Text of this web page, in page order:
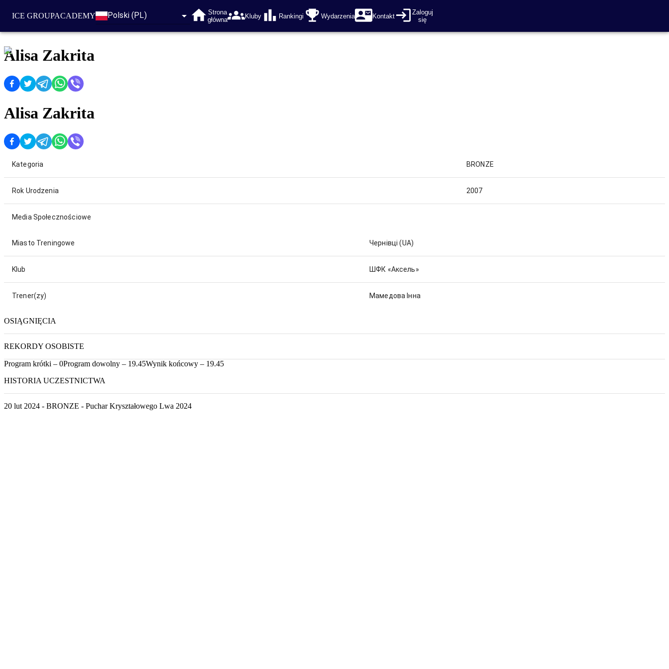
ICE GROUPACADEMY Polski (PL)
Strona
główna
Kluby Rankingi Wydarzenia Kontakt
Zaloguj
się
Alisa Zakrita
Alisa Zakrita
Kategoria BRONZE
Rok Urodzenia 2007
Media Społecznościowe
Miasto Treningowe Чернівці (UA)
Klub ШФК «Аксель»
Trener(zy) Мамедова Інна
OSIĄGNIĘCIA
REKORDY OSOBISTE
Program krótki – 0Program dowolny – 19.45Wynik końcowy – 19.45
HISTORIA UCZESTNICTWA
20 lut 2024 - BRONZE - Puchar Kryształowego Lwa 2024